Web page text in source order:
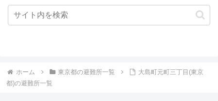
ホーム 東京都の避難所一覧
大島町元町三丁目(東京
都)の避難所一覧